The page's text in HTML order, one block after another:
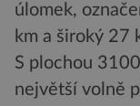
úlomek,
km a široký 27
S plochou
největší volně